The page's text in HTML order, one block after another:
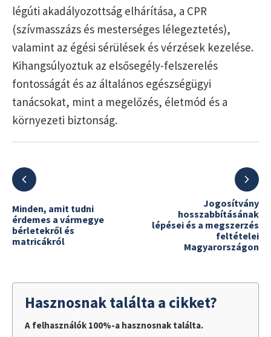
légúti akadályozottság elhárítása, a CPR
(szívmasszázs és mesterséges lélegeztetés),
valamint az égési sérülések és vérzések kezelése.
Kihangsúlyoztuk az elsősegély-felszerelés
fontosságát és az általános egészségügyi
tanácsokat, mint a megelőzés, életmód és a
környezeti biztonság.
Minden, amit tudni
érdemes a vármegye
bérletekről és
matricákról
Jogosítvány
hosszabbításának
lépései és a megszerzés
feltételei
Magyarországon
Hasznosnak találta a cikket?
A felhasználók 100%-a hasznosnak találta.